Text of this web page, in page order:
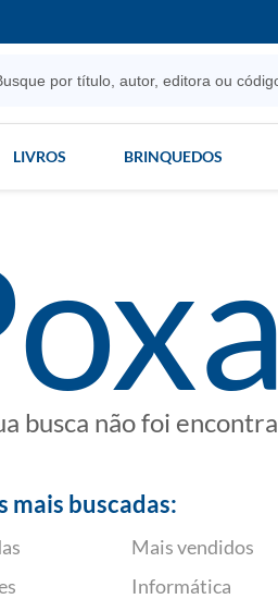
LIVROS BRINQUEDOS
busca não foi
mais buscadas:
Mais vendidos
Informática